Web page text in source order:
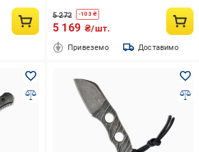
5 272 -103₴
5 169 ₴/шт.
Привеземо Доставимо